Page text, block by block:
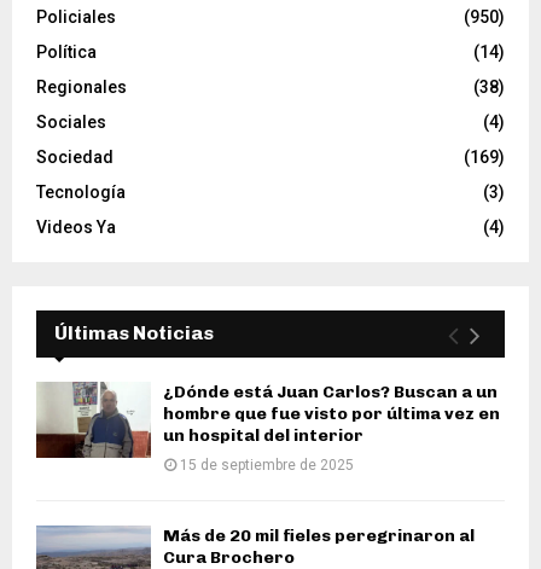
Policiales
(950)
Política
(14)
Regionales
(38)
Sociales
(4)
Sociedad
(169)
Tecnología
(3)
Videos Ya
(4)
Últimas Noticias
¿Dónde está Juan Carlos? Buscan a un
hombre que fue visto por última vez en
un hospital del interior
15 de septiembre de 2025
Más de 20 mil fieles peregrinaron al
Cura Brochero